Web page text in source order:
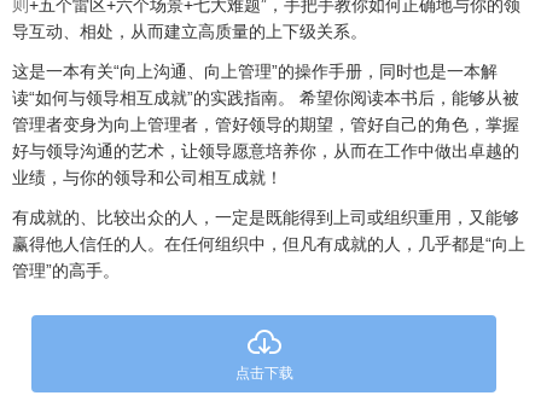
则+五个雷区+六个场景+七大难题”，手把手教你如何正确地与你的领
导互动、相处，从而建立高质量的上下级关系。
这是一本有关“向上沟通、向上管理”的操作手册，同时也是一本解
读“如何与领导相互成就”的实践指南。 希望你阅读本书后，能够从被
管理者变身为向上管理者，管好领导的期望，管好自己的角色，掌握
好与领导沟通的艺术，让领导愿意培养你，从而在工作中做出卓越的
业绩，与你的领导和公司相互成就！
有成就的、比较出众的人，一定是既能得到上司或组织重用，又能够
赢得他人信任的人。在任何组织中，但凡有成就的人，几乎都是“向上
管理”的高手。
点击下载